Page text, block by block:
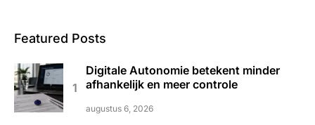
Featured Posts
Digitale Autonomie betekent minder
afhankelijk en meer controle
augustus 6, 2026